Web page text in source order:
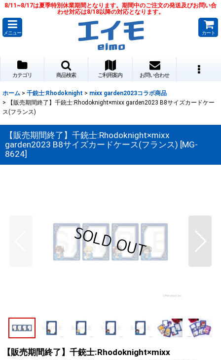
8/11~8/17は夏季特別休業期間となります。期間中のご注文の発送及びお問い合
わせ対応は8/18以降の対応となります。
メニュー カート
カテゴリ 商品検索 ご利用案内 お問い合わせ
ホーム > 千銃士:Rhodoknight > mixx garden2023コラボ商品
>
【販売期間終了】千銃士:Rhodoknight×mixx garden2023 B8サイズカードケー
ス(フランス)
【販売期間終了】千銃士:Rhodoknight×mixx
garden2023 B8サイズカードケース(フランス) [MG-
8624]
【販売期間終了】千銃士:Rhodoknight×mixx